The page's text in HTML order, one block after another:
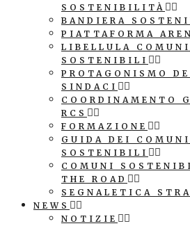
SOSTENIBILITÀ
BANDIERA
PIATTAFORMA
LIBELLULA COMUNI
SOSTENIBILI
PROTAGONISMO
SINDACI
COORDINAMENTO
RCS
FORMAZIONE
GUIDA DEI COMUNI
SOSTENIBILI
COMUNI
THE ROAD
SEGNALETICA
NEWS
NOTIZIE